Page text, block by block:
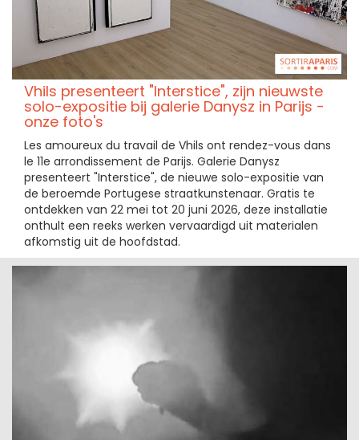
Vhils presenteert "Interstice", zijn nieuwste
solo-expositie bij galerie Danysz in Parijs -
onze foto's
Les amoureux du travail de Vhils ont rendez-vous dans
le 11e arrondissement de Parijs. Galerie Danysz
presenteert "Interstice", de nieuwe solo-expositie van
de beroemde Portugese straatkunstenaar. Gratis te
ontdekken van 22 mei tot 20 juni 2026, deze installatie
onthult een reeks werken vervaardigd uit materialen
afkomstig uit de hoofdstad.